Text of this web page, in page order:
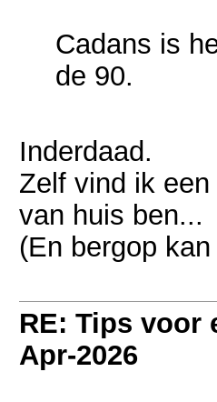
Cadans is
de 90.
Inderdaad.
Zelf vind ik
van huis ben...
(En bergop
RE: Tips voor
Apr-2026